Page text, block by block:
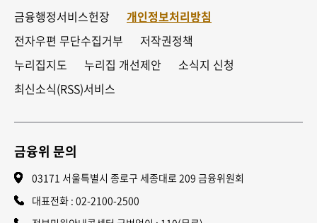
금융행정서비스헌장
개인정보처리방침
전자우편 무단수집거부
저작권정책
누리집지도
누리집 개선제안
소식지 신청
최신소식(RSS)서비스
금융위 문의
03171 서울특별시 종로구 세종대로 209 금융위원회
대표전화 : 02-2100-2500